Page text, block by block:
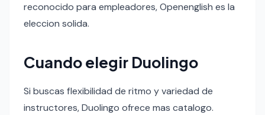
reconocido para empleadores, Openenglish es la
eleccion solida.
Cuando elegir Duolingo
Si buscas flexibilidad de ritmo y variedad de
instructores, Duolingo ofrece mas catalogo.